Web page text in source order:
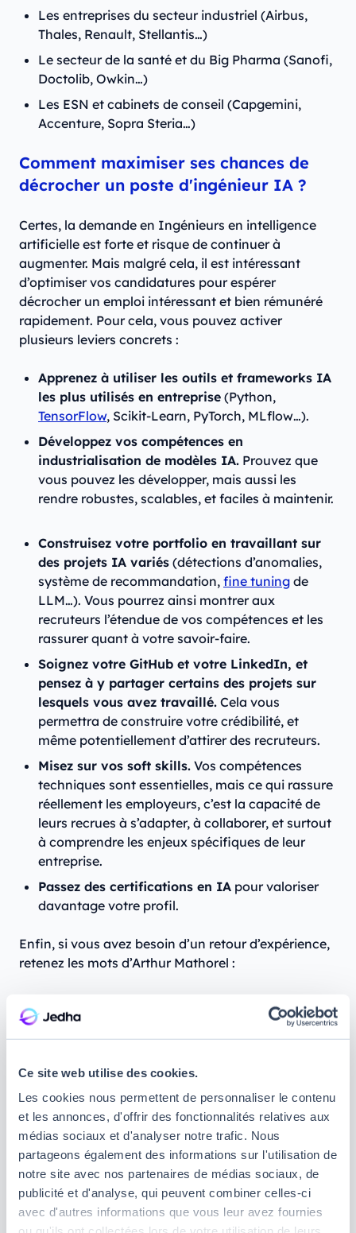
Ce site web utilise des cookies.
Les cookies nous permettent de personnaliser le contenu
et les annonces, d'offrir des fonctionnalités relatives aux
médias sociaux et d'analyser notre trafic. Nous
partageons également des informations sur l'utilisation de
notre site avec nos partenaires de médias sociaux, de
publicité et d'analyse, qui peuvent combiner celles-ci
avec d'autres informations que vous leur avez fournies
Les entreprises du secteur industriel (Airbus,
Thales, Renault, Stellantis…)
Le secteur de la santé et du Big Pharma (Sanofi,
Doctolib, Owkin…)
Les ESN et cabinets de conseil (Capgemini,
Accenture, Sopra Steria…)
Comment maximiser ses chances de
décrocher un poste d'ingénieur IA ?
Certes, la demande en Ingénieurs en intelligence
artificielle est forte et risque de continuer à
augmenter. Mais malgré cela, il est intéressant
d’optimiser vos candidatures pour espérer
décrocher un emploi intéressant et bien rémunéré
rapidement. Pour cela, vous pouvez activer
plusieurs leviers concrets :
Apprenez à utiliser les outils et frameworks IA
les plus utilisés en entreprise (Python,
TensorFlow, Scikit-Learn, PyTorch, MLflow…).
Développez vos compétences en
industrialisation de modèles IA. Prouvez que
vous pouvez les développer, mais aussi les
rendre robustes, scalables, et faciles à maintenir.
Construisez votre portfolio en travaillant sur
des projets IA variés (détections d’anomalies,
système de recommandation, fine tuning de
LLM…). Vous pourrez ainsi montrer aux
recruteurs l’étendue de vos compétences et les
rassurer quant à votre savoir-faire.
Soignez votre GitHub et votre LinkedIn, et
pensez à y partager certains des projets sur
lesquels vous avez travaillé. Cela vous
permettra de construire votre crédibilité, et
même potentiellement d’attirer des recruteurs.
Misez sur vos soft skills. Vos compétences
techniques sont essentielles, mais ce qui rassure
réellement les employeurs, c’est la capacité de
leurs recrues à s’adapter, à collaborer, et surtout
à comprendre les enjeux spécifiques de leur
entreprise.
Passez des certifications en IA pour valoriser
davantage votre profil.
Enfin, si vous avez besoin d’un retour d’expérience,
retenez les mots d’Arthur Mathorel :
sont les projets personnels dans lesquels je me suis
codant et en mettant les mains dans le cambouis
pour comprendre et progresser. De plus, les
certifications en ligne m’ont permis de monter en
compétences et en autonomie. »